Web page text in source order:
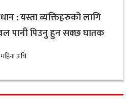
: यस्ता व्यक्तिहरुको लागि
पानी पिउनु हुन सक्छ घातक
अघि